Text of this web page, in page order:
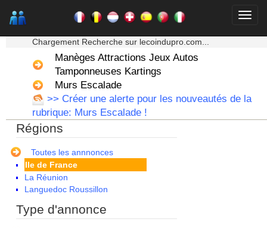
Chargement Recherche sur lecoindupro.com...
Manèges Attractions Jeux Autos
Tamponneuses Kartings
Murs Escalade
>> Créer une alerte pour les nouveautés de la
rubrique: Murs Escalade !
Régions
Toutes les annnonces
Aquitaine
Basse Normandie
Bourgogne
Bretagne
Centre
Champagne Ardenne
Corse
Franche Comte - Suisse
Guadeloupe
Guyane
Haute Normandie
Ile de France
La Réunion
Languedoc Roussillon
Lorraine
Type d'annonce